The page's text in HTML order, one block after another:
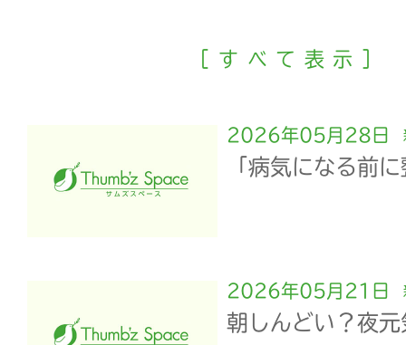
［すべて表示］
2026年05月28日
「病気になる前
2026年05月21日
朝しんどい？夜